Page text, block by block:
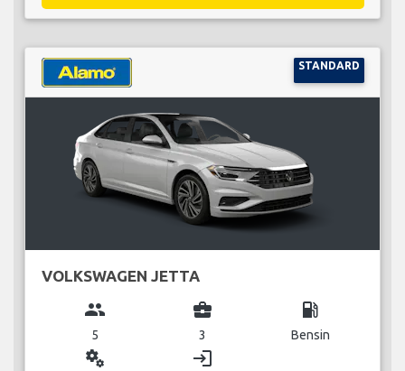
STANDARD
VOLKSWAGEN JETTA
group
5
business_center
3
local_gas_station
Bensin
miscellaneous_services login